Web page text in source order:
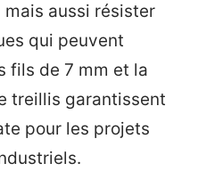
aussi résister
qui peuvent
fils de 7 mm et la
treillis garantissent
pour les projets